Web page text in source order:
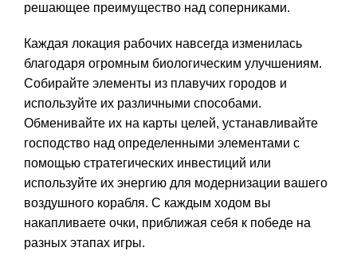
решающее преимущество над соперниками.
Каждая локация рабочих навсегда изменилась
благодаря огромным биологическим улучшениям.
Собирайте элементы из плавучих городов и
используйте их различными способами.
Обменивайте их на карты целей, устанавливайте
господство над определенными элементами с
помощью стратегических инвестиций или
используйте их энергию для модернизации вашего
воздушного корабля. С каждым ходом вы
накапливаете очки, приближая себя к победе на
разных этапах игры.